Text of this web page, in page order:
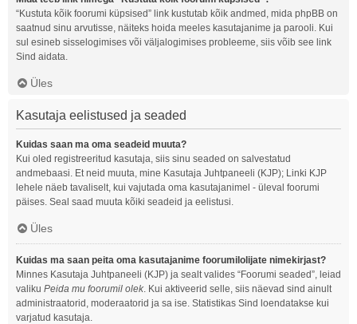
“Kustuta kõik foorumi küpsised” link kustutab kõik andmed, mida phpBB on
saatnud sinu arvutisse, näiteks hoida meeles kasutajanime ja parooli. Kui
sul esineb sisselogimises või väljalogimises probleeme, siis võib see link
Sind aidata.
Üles
Kasutaja eelistused ja seaded
Kuidas saan ma oma seadeid muuta?
Kui oled registreeritud kasutaja, siis sinu seaded on salvestatud
andmebaasi. Et neid muuta, mine Kasutaja Juhtpaneeli (KJP); Linki KJP
lehele näeb tavaliselt, kui vajutada oma kasutajanimel - üleval foorumi
päises. Seal saad muuta kõiki seadeid ja eelistusi.
Üles
Kuidas ma saan peita oma kasutajanime foorumilolijate nimekirjast?
Minnes Kasutaja Juhtpaneeli (KJP) ja sealt valides “Foorumi seaded”, leiad
valiku Peida mu foorumil olek. Kui aktiveerid selle, siis näevad sind ainult
administraatorid, moderaatorid ja sa ise. Statistikas Sind loendatakse kui
varjatud kasutaja.